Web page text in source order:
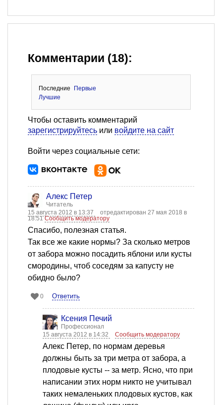
Комментарии (18):
Последние
Первые
Лучшие
Чтобы оставить комментарий
зарегистрируйтесь или войдите на сайт
Войти через социальные сети:
Алекс Петер
Читатель
15 августа 2012 в 13:37
отредактирован 27 мая 2018 в
18:51Сообщить модератору
Спасибо, полезная статья.
Так все же какие нормы? За сколько метров
от забора можно посадить яблони или кусты
смородины, чтоб соседям за капусту не
обидно было?
0 Ответить
Ксения Печий
Профессионал
15 августа 2012 в 14:32
Сообщить модератору
Алекс Петер, по нормам деревья
должны быть за три метра от забора, а
плодовые кусты -- за метр. Ясно, что при
написании этих норм никто не учитывал
таких немаленьких плодовых кустов, как